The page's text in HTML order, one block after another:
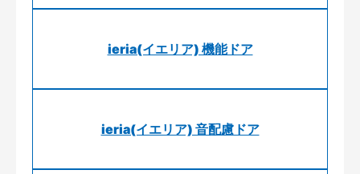
ieria(イエリア) 機能ドア
ieria(イエリア) 音配慮ドア